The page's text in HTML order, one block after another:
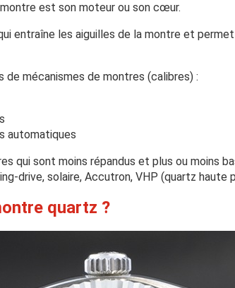
montre est son moteur ou son cœur.
entraîne les aiguilles de la montre et
de mécanismes de montres (calibres) :
automatiques
qui sont moins répandus et plus ou moins
drive, solaire, Accutron, VHP (quartz haute
quartz ?